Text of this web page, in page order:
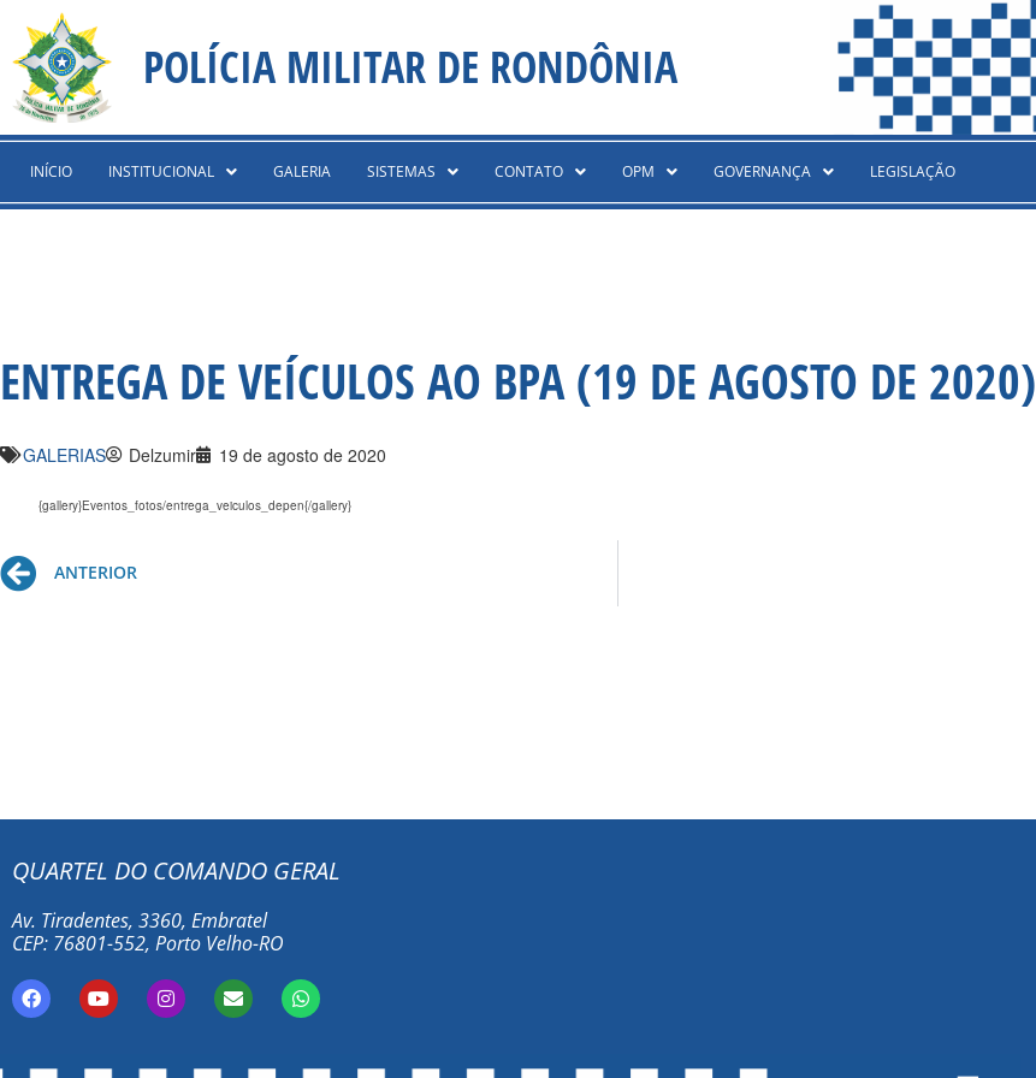
content
para
conteúdo
POLÍCIA MILITAR DE RONDÔNIA
INÍCIO INSTITUCIONAL GALERIA SISTEMAS CONTATO OPM GOVERNANÇA LEGISLAÇÃO
ENTREGA DE VEÍCULOS AO BPA (19 DE AGOSTO DE 2020)
GALERIAS Delzumir 19 de agosto de 2020
{gallery}Eventos_fotos/entrega_veiculos_depen{/gallery}
Prev
ANTERIOR
QUARTEL DO COMANDO GERAL
Av. Tiradentes, 3360, Embratel
CEP: 76801-552, Porto Velho-RO
F
a
c
b
Y
o
u
u
I
n
s
a
E
n
v
W
h
a
s